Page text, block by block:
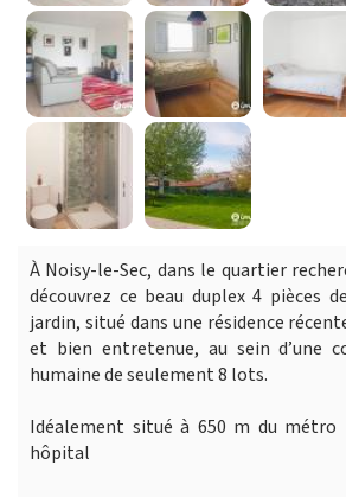
À Noisy-le-Sec, dans le quartier
découvrez ce beau duplex 4 pièces
jardin, situé dans une résidence
et bien entretenue, au sein d’une
humaine de seulement 8 lots.
Idéalement situé à 650 m du métro
hôpital